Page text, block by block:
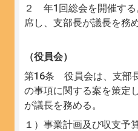
２ 年1回総会を開催する
席し、支部長が議長を務め
（役員会）
第16条 役員会は、支部
の事項に関する案を策定
が議長を務める。
１）事業計画及び収支予